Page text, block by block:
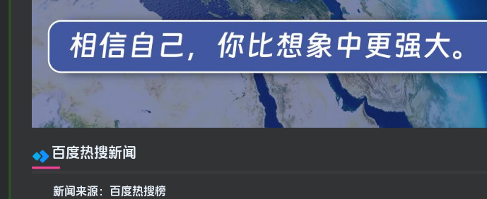
百度热搜新闻
新闻来源：百度热搜榜